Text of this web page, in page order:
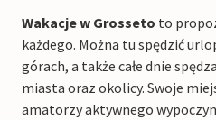
Wakacje w Grosseto to
każdego. Można tu spędzić
górach, a także całe dnie
miasta oraz okolicy. Swoje
amatorzy aktywnego